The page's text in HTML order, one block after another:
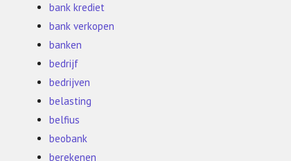
bank krediet
bank verkopen
banken
bedrijf
bedrijven
belasting
belfius
beobank
berekenen